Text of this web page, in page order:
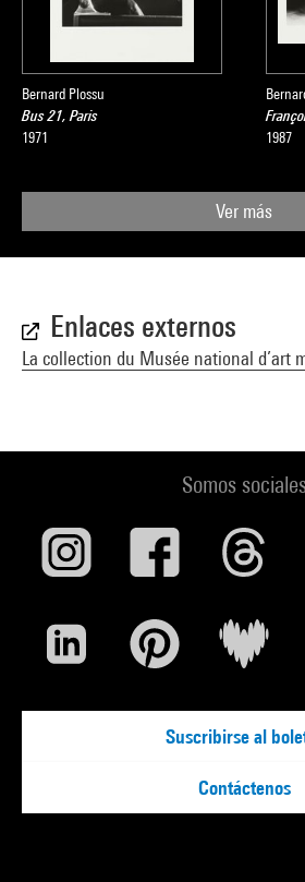
Bernard Plossu
Bus 21, Paris
1971
1987
Ver más
Enlaces externos
La collection du Musée national d’art
Somos
Suscribirse al
Contáctenos